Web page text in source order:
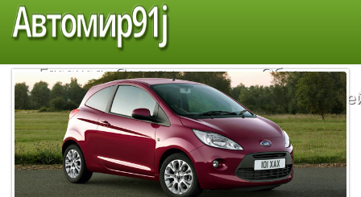
Автомир91j
Главная
Советы
автомобилистам
Обзор